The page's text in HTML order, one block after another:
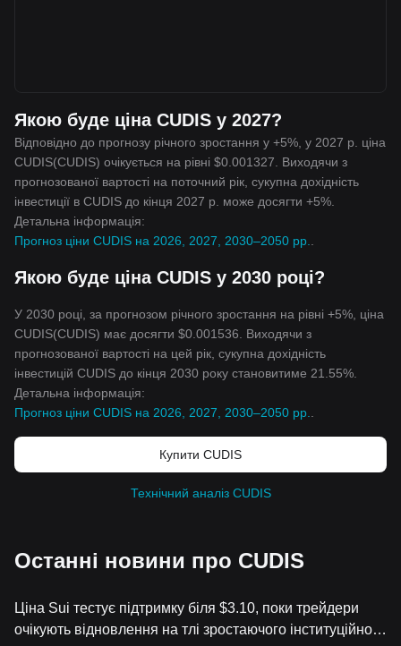
Якою буде ціна CUDIS у 2027?
Відповідно до прогнозу річного зростання у +5%, у 2027 р. ціна
CUDIS(CUDIS) очікується на рівні $0.001327. Виходячи з
прогнозованої вартості на поточний рік, сукупна дохідність
інвестиції в CUDIS до кінця 2027 р. може досягти +5%.
Детальна інформація:
Прогноз ціни CUDIS на 2026, 2027, 2030–2050 рр.
Якою буде ціна CUDIS у 2030 році?
У 2030 році, за прогнозом річного зростання на рівні +5%, ціна
CUDIS(CUDIS) має досягти $0.001536. Виходячи з
прогнозованої вартості на цей рік, сукупна дохідність
інвестицій CUDIS до кінця 2030 року становитиме 21.55%.
Детальна інформація:
Прогноз ціни CUDIS на 2026, 2027, 2030–2050 рр.
Купити CUDIS
Технічний аналіз CUDIS
Останні новини про CUDIS
Ціна Sui тестує підтримку біля $3.10, поки трейдери
очікують відновлення на тлі зростаючого інституційного